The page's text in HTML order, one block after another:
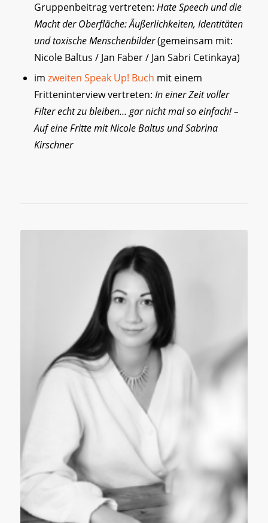
Gruppenbeitrag vertreten: Hate Speech und die
Macht der Oberfläche: Äußerlichkeiten, Identitäten
und toxische Menschenbilder(gemeinsam mit:
Nicole Baltus / Jan Faber / Jan Sabri Cetinkaya)
im zweiten Speak Up! Buch mit einem
Fritteninterview vertreten: In einer Zeit voller
Filter echt zu bleiben… gar nicht mal so einfach! –
Auf eine Fritte mit Nicole Baltus und Sabrina
Kirschner